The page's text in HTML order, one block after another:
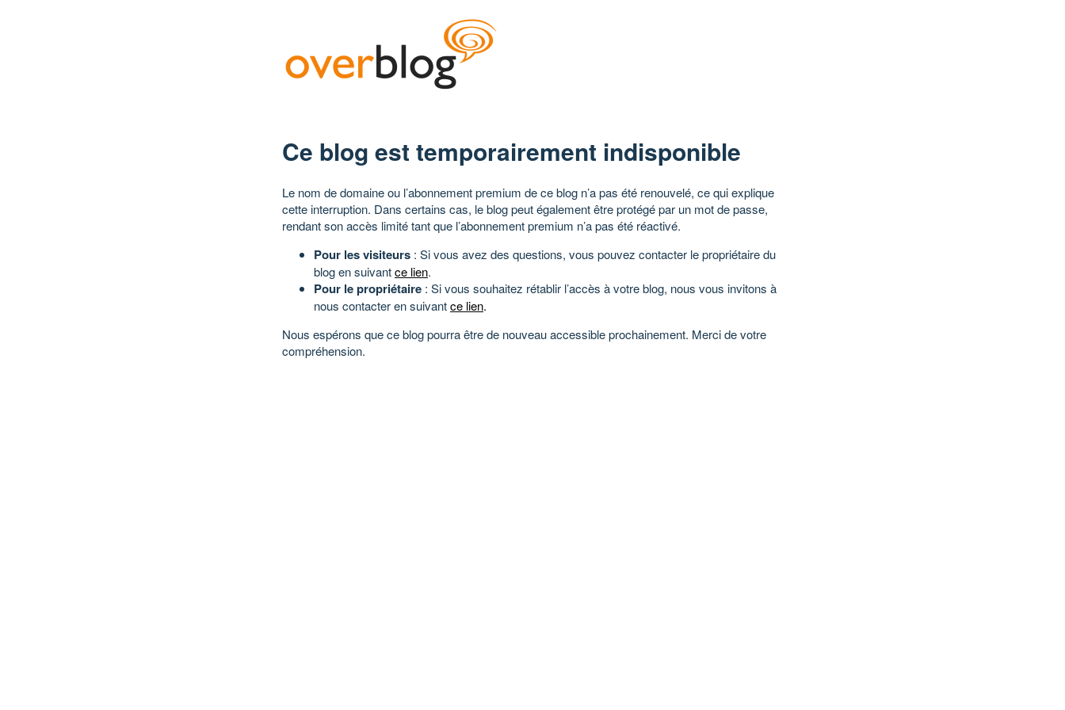
Ce blog est temporairement indisponible
Le nom de domaine ou l’abonnement premium de ce blog n’a pas été renouvelé, ce qui explique
cette interruption. Dans certains cas, le blog peut également être protégé par un mot de passe,
rendant son accès limité tant que l’abonnement premium n’a pas été réactivé.
Pour les visiteurs : Si vous avez des questions, vous pouvez contacter le propriétaire du
blog en suivantce lien.
Pour le propriétaire : Si vous souhaitez rétablir l’accès à votre blog, nous vous invitons à
nous contacter en suivantce lien.
Nous espérons que ce blog pourra être de nouveau accessible prochainement. Merci de votre
compréhension.